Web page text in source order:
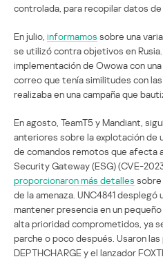
controlada, para recopilar datos
En julio, informamos sobre una
se utilizó contra objetivos en
implementación de Owowa con
correo que tenía similitudes con
realizaba en una campaña que
En agosto, TeamT5 y Mandiant,
anteriores sobre la explotación de
de comandos remotos que afecta
Security Gateway (ESG) (CVE-
proporcionaron más detalles sobre
de la amenaza. UNC4841
mantener presencia en un
alta prioridad comprometidos, ya
parche o poco después. Usaron
DEPTHCHARGE y el lanzador